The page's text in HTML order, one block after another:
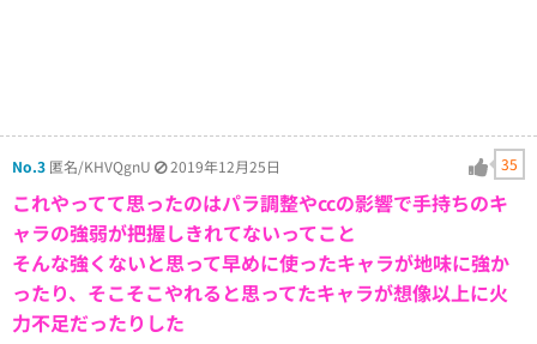
No.3 匿名/KHVQgnU 2019年12月25日 35
これやってて思ったのはパラ調整やccの影響で手持ちのキ
ャラの強弱が把握しきれてないってこと
そんな強くないと思って早めに使ったキャラが地味に強か
ったり、そこそこやれると思ってたキャラが想像以上に火
力不足だったりした